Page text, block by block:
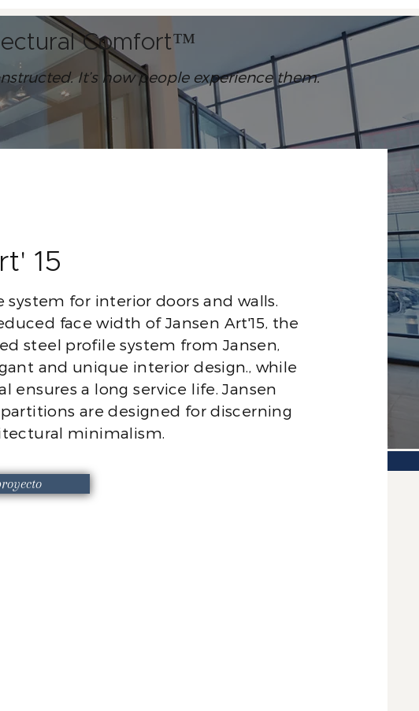
Comfort™
It’s how people experience them.
15
system for interior doors and walls.
face width of Jansen Art'15, the
steel profile system from Jansen,
and unique interior design., while
ensures a long service life. Jansen
are designed for discerning
minimalism.